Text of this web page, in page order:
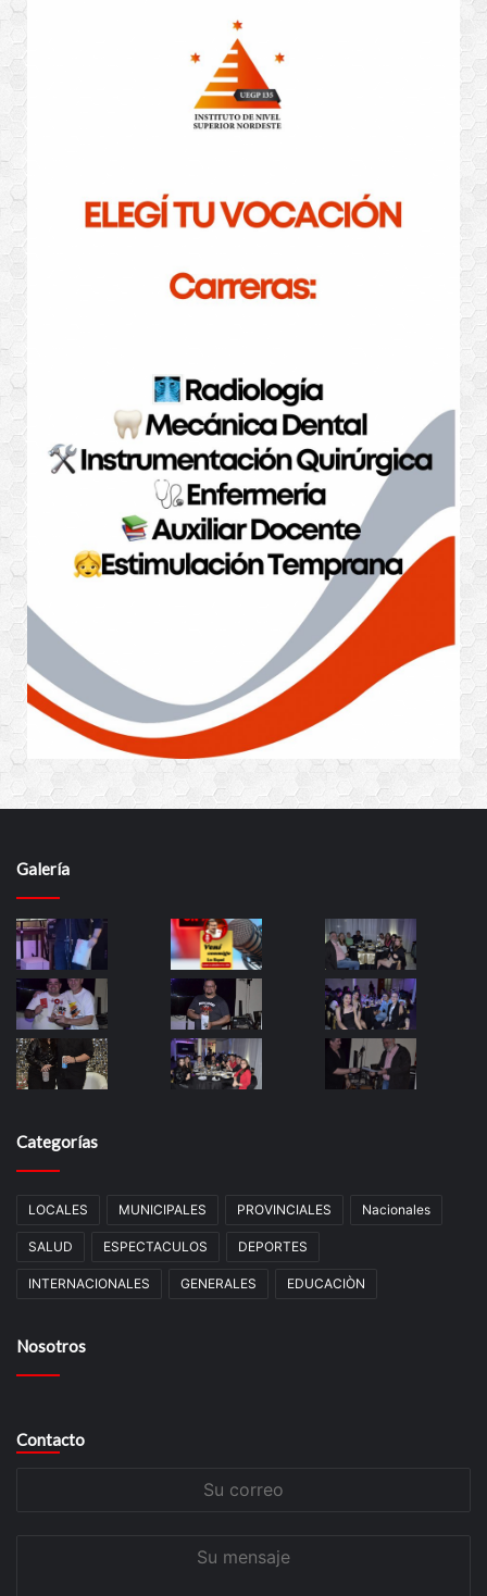
Galería
Categorías
LOCALES MUNICIPALES PROVINCIALES Nacionales
SALUD ESPECTACULOS DEPORTES
INTERNACIONALES GENERALES EDUCACIÒN
Nosotros
Contacto